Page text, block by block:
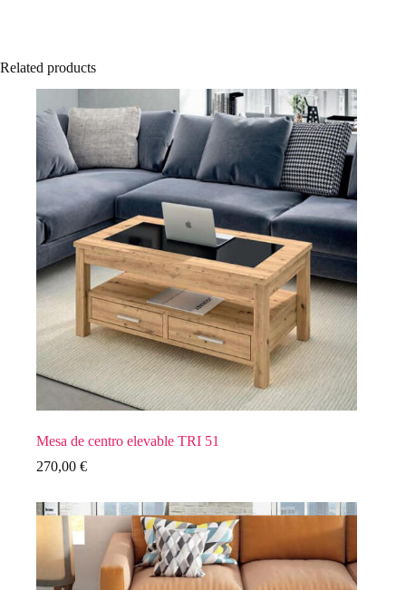
Related products
Mesa de centro elevable TRI 51
270,00 €